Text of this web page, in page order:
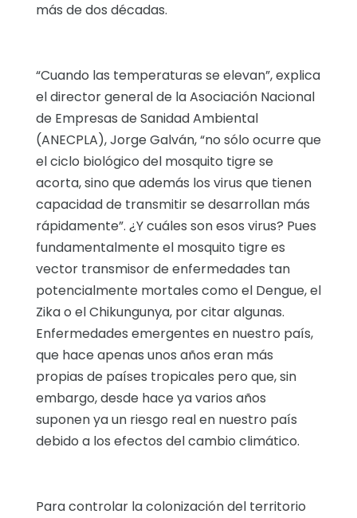
más de dos décadas.
“Cuando las temperaturas se elevan”, explica
el director general de la Asociación Nacional
de Empresas de Sanidad Ambiental
(ANECPLA), Jorge Galván, “no sólo ocurre que
el ciclo biológico del mosquito tigre se
acorta, sino que además los virus que tienen
capacidad de transmitir se desarrollan más
rápidamente”. ¿Y cuáles son esos virus? Pues
fundamentalmente el mosquito tigre es
vector transmisor de enfermedades tan
potencialmente mortales como el Dengue, el
Zika o el Chikungunya, por citar algunas.
Enfermedades emergentes en nuestro país,
que hace apenas unos años eran más
propias de países tropicales pero que, sin
embargo, desde hace ya varios años
suponen ya un riesgo real en nuestro país
debido a los efectos del cambio climático.
Para controlar la colonización del territorio